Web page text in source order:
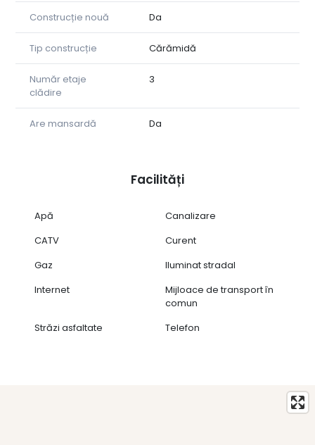
Construcție nouă Da
Tip construcție Cărămidă
Număr etaje
clădire
3
Are mansardă Da
Facilități
Apă
Canalizare
CATV
Curent
Gaz
Iluminat stradal
Internet
Mijloace de transport în
comun
Străzi asfaltate
Telefon